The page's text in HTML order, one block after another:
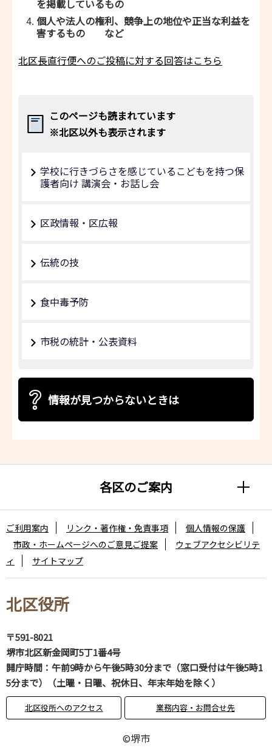
を掲載しているもの
個人や法人の権利、競争上の地位や正当な利益を
害するもの など
北区長直行便へのご投稿に対する回答はこちら
このページも読まれています
※北区以外も表示されます
学校に行きづらさを感じているこどもを持つ保
護者向け 講演会・お話し会
区政情報・区広報
伝統の技
食中毒予防
市税の統計・公表資料
情報が見つからないときは
各区のご案内
北区役所
〒591-8021
堺市北区新金岡町5丁1番4号
開庁時間：午前9時から午後5時30分まで（窓口受付は午後5時1
5分まで）（土曜・日曜、祝休日、年末年始を除く）
北区役所へのアクセス 業務内容・お問合せ先
ご利用案内 リンク・著作権・免責事項
個人情報の保護
市政・ホームページへのご意見ご提案
ウェブアクセシビリテ
ィ
サイトマップ
©堺市